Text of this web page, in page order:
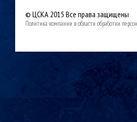
© ЦСКА 2015 Все права защищены
Политика компании в области обработки